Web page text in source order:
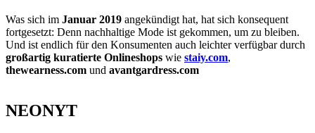
Was sich im Januar 2019 angekündigt hat, hat sich konsequent
fortgesetzt: Denn nachhaltige Mode ist gekommen, um zu bleiben.
Und ist endlich für den Konsumenten auch leichter verfügbar durch
großartig kuratierte Onlineshops wie staiy.com,
thewearness.com und avantgardress.com
NEONYT